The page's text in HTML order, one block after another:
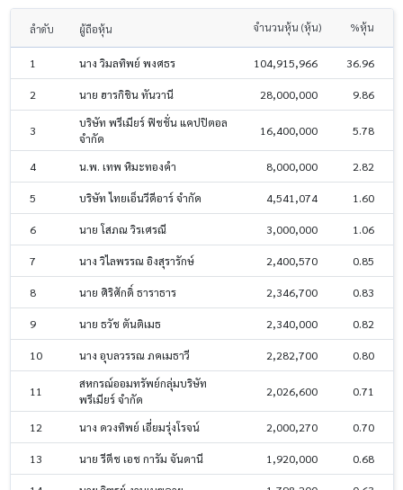
ลำดับ ผู้ถือหุ้น จำนวนหุ้น (หุ้น) %หุ้น
1 นาง วิมลทิพย์ พงศธร 104,915,966 36.96
2 นาย ฮารกิชิน ทันวานี 28,000,000 9.86
3
บริษัท พรีเมียร์ ฟิชชั่น แคปปิตอล
จำกัด
16,400,000 5.78
4 น.พ. เทพ หิมะทองคำ 8,000,000 2.82
5 บริษัท ไทยเอ็นวีดีอาร์ จำกัด 4,541,074 1.60
6 นาย โสภณ วิรเศรณี 3,000,000 1.06
7 นาง วิไลพรรณ อิงสุรารักษ์ 2,400,570 0.85
8 นาย ศิริศักดิ์ ธาราธาร 2,346,700 0.83
9 นาย ธวัช ตันติเมธ 2,340,000 0.82
10 นาง อุบลวรรณ ภคเมธาวี 2,282,700 0.80
11
สหกรณ์ออมทรัพย์กลุ่มบริษัท
พรีเมียร์ จำกัด
2,026,600 0.71
12 นาง ดวงทิพย์ เอี่ยมรุ่งโรจน์ 2,000,270 0.70
13 นาย รีตีช เอช การัม จันดานี 1,920,000 0.68